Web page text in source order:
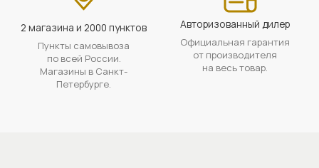
2 магазина и 2000 пунктов
Пункты самовывоза
по всей России.
Магазины в Санкт-
Петербурге.
Авторизованный дилер
Официальная гарантия
от производителя
на весь товар.